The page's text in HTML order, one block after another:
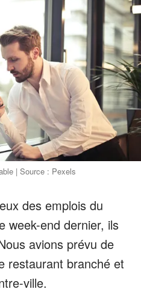
| Source : Pexels
des emplois du
week-end dernier, ils
avions prévu de
restaurant branché et
ville.